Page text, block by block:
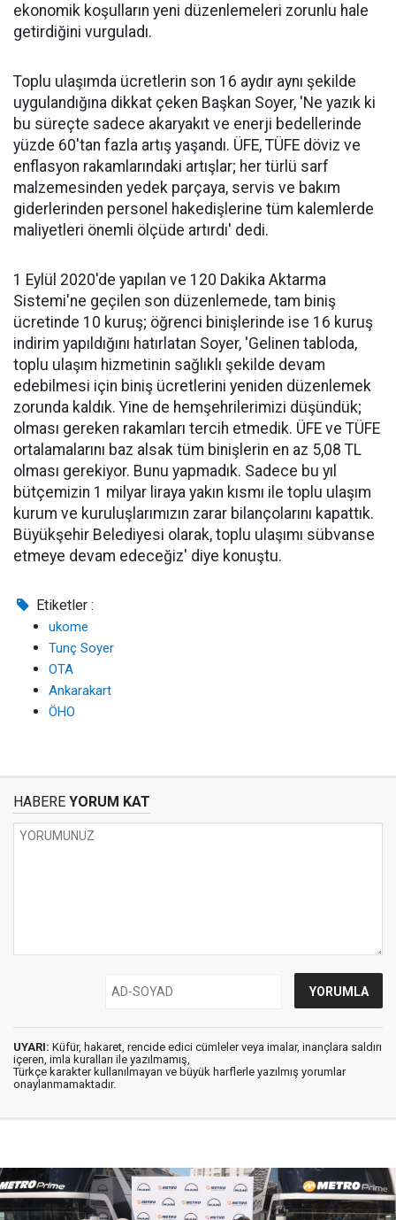
ekonomik koşulların yeni düzenlemeleri zorunlu hale
getirdiğini vurguladı.
Toplu ulaşımda ücretlerin son 16 aydır aynı şekilde
uygulandığına dikkat çeken Başkan Soyer, 'Ne yazık ki
bu süreçte sadece akaryakıt ve enerji bedellerinde
yüzde 60'tan fazla artış yaşandı. ÜFE, TÜFE döviz ve
enflasyon rakamlarındaki artışlar; her türlü sarf
malzemesinden yedek parçaya, servis ve bakım
giderlerinden personel hakedişlerine tüm kalemlerde
maliyetleri önemli ölçüde artırdı' dedi.
1 Eylül 2020'de yapılan ve 120 Dakika Aktarma
Sistemi'ne geçilen son düzenlemede, tam biniş
ücretinde 10 kuruş; öğrenci binişlerinde ise 16 kuruş
indirim yapıldığını hatırlatan Soyer, 'Gelinen tabloda,
toplu ulaşım hizmetinin sağlıklı şekilde devam
edebilmesi için biniş ücretlerini yeniden düzenlemek
zorunda kaldık. Yine de hemşehrilerimizi düşündük;
olması gereken rakamları tercih etmedik. ÜFE ve TÜFE
ortalamalarını baz alsak tüm binişlerin en az 5,08 TL
olması gerekiyor. Bunu yapmadık. Sadece bu yıl
bütçemizin 1 milyar liraya yakın kısmı ile toplu ulaşım
kurum ve kuruluşlarımızın zarar bilançolarını kapattık.
Büyükşehir Belediyesi olarak, toplu ulaşımı sübvanse
etmeye devam edeceğiz' diye konuştu.
Etiketler :
ukome
Tunç Soyer
OTA
Ankarakart
ÖHO
HABERE YORUM KAT
UYARI: Küfür, hakaret, rencide edici cümleler veya imalar, inançlara saldırı
içeren, imla kuralları ile yazılmamış,
Türkçe karakter kullanılmayan ve büyük harflerle yazılmış yorumlar
onaylanmamaktadır.